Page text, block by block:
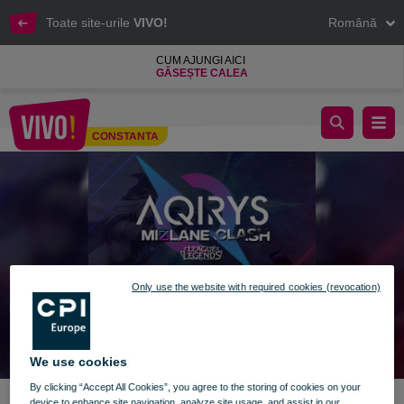
Toate site-urile VIVO! Română
CUM AJUNGI AICI
GĂSEȘTE CALEA
CONSTANTA
Aqirys Midlane Clash – League of Legends 1v1
We use cookies
By clicking “Accept All Cookies”, you agree to the storing of cookies on your
device to enhance site navigation, analyze site usage, and assist in our
Only use the website with required cookies (revocation)